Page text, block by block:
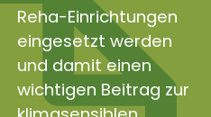
Reha-Einrichtungen
eingesetzt werden
und damit einen
wichtigen Beitrag zur